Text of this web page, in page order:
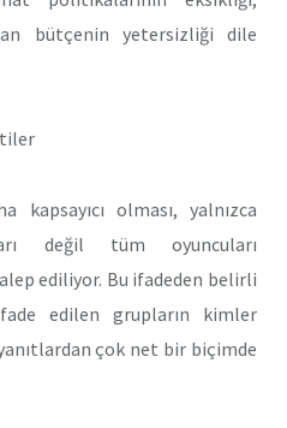
bütçenin yetersizliği dile
kapsayıcı olması, yalnızca
değil tüm oyuncuları
ediliyor. Bu ifadeden belirli
edilen grupların kimler
çok net bir biçimde